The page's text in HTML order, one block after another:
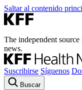
Saltar al contenido
The independent
news.
Suscribirse Síguenos
Buscar